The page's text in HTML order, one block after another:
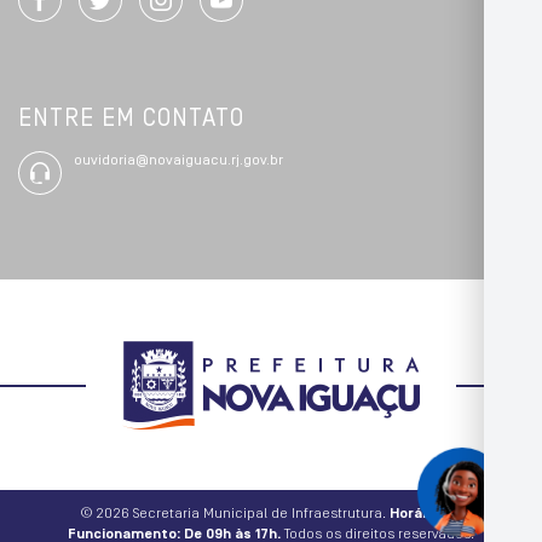
ENTRE EM CONTATO
ouvidoria@novaiguacu.rj.gov.br
© 2026 Secretaria Municipal de Infraestrutura. Horário de
Funcionamento: De 09h às 17h.Todos os direitos reservados.